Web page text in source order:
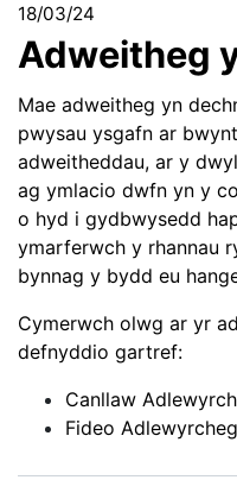
18/03/24
Adweitheg
Mae adweitheg yn
pwysau ysgafn ar
adweitheddau, ar y
ag ymlacio dwfn yn y
o hyd i gydbwysedd
ymarferwch y rhannau
bynnag y bydd eu
Cymerwch olwg ar yr
defnyddio gartref:
Canllaw
Fideo